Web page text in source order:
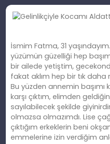
İsmim Fatma, 31
yüzümün güzelliği hep
bir ailede yetiştim,
fakat aklım hep bir tık
Bu yüzden annemin başımı
karşı çıktım, elimden
sayılabilecek şekilde
olmazsa olmazımdı. Lise
çıktığım erkeklerin beni
emmelerine izin verdiğim